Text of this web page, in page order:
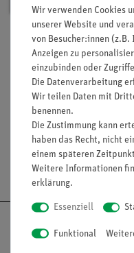
Lieferumfang
Media / Downloads
Wir verwenden Cookies
unserer Website und
von Besucher:innen
Anzeigen zu
einzubinden oder
Die Datenverarbeitung
Wir teilen Daten mit
benennen.
Die Zustimmung kann
haben das Recht, nicht
einem späteren
Weitere Informationen
erklärung.
Essenziell
Funktional